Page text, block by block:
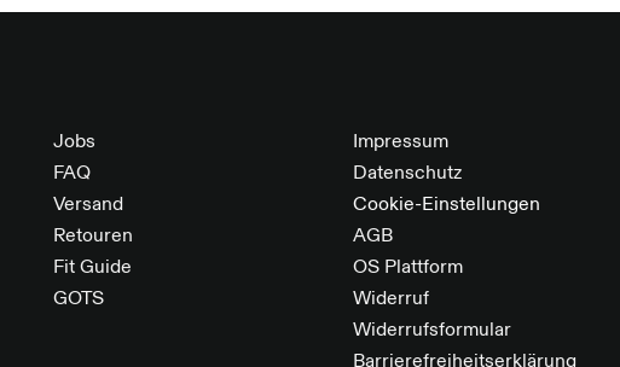
Jobs
FAQ
Versand
Retouren
Fit Guide
GOTS
Impressum
Datenschutz
Cookie-Einstellungen
AGB
OS Plattform
Widerruf
Widerrufsformular
Barrierefreiheitserklärung